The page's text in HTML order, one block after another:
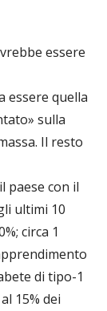
essere
essere quella
sulla
Il resto
paese con il
ultimi 10
circa 1
di tipo-1
15% dei